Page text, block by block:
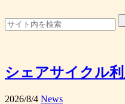
シェアサイクル
2026/8/4 News